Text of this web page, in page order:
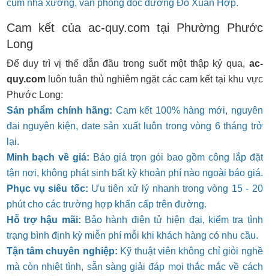
cụm nhà xưởng, văn phòng dọc đường Đỗ Xuân Hợp.
Cam kết của ac-quy.com tại Phường Phước
Long
Để duy trì vị thế dẫn đầu trong suốt một thập kỷ qua, ac-
quy.comluôn tuân thủ nghiêm ngặt các cam kết tại khu vực
Phước Long:
Sản phẩm chính hãng: Cam kết 100% hàng mới, nguyên
đai nguyên kiện, date sản xuất luôn trong vòng 6 tháng trở
lại.
Minh bạch về giá: Báo giá trọn gói bao gồm công lắp đặt
tận nơi, không phát sinh bất kỳ khoản phí nào ngoài báo giá.
Phục vụ siêu tốc: Ưu tiên xử lý nhanh trong vòng 15 - 20
phút cho các trường hợp khẩn cấp trên đường.
Hỗ trợ hậu mãi: Bảo hành điện tử hiện đại, kiểm tra tình
trạng bình định kỳ miễn phí mỗi khi khách hàng có nhu cầu.
Tận tâm chuyên nghiệp: Kỹ thuật viên không chỉ giỏi nghề
mà còn nhiệt tình, sẵn sàng giải đáp mọi thắc mắc về cách